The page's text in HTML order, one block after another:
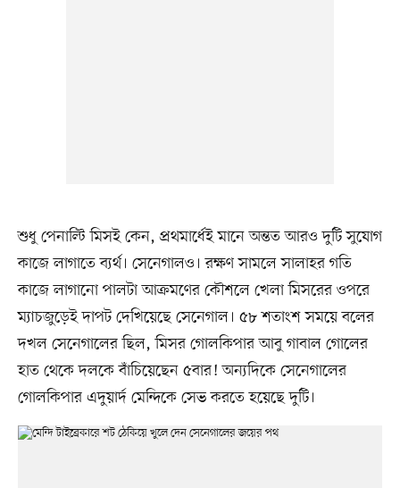
শুধু পেনাল্টি মিসই কেন, প্রথমার্ধেই মানে অন্তত আরও দুটি সুযোগ
কাজে লাগাতে ব্যর্থ। সেনেগালও। রক্ষণ সামলে সালাহর গতি
কাজে লাগানো পালটা আক্রমণের কৌশলে খেলা মিসরের ওপরে
ম্যাচজুড়েই দাপট দেখিয়েছে সেনেগাল। ৫৮ শতাংশ সময়ে বলের
দখল সেনেগালের ছিল, মিসর গোলকিপার আবু গাবাল গোলের
হাত থেকে দলকে বাঁচিয়েছেন ৫বার! অন্যদিকে সেনেগালের
গোলকিপার এদুয়ার্দ মেন্দিকে সেভ করতে হয়েছে দুটি।